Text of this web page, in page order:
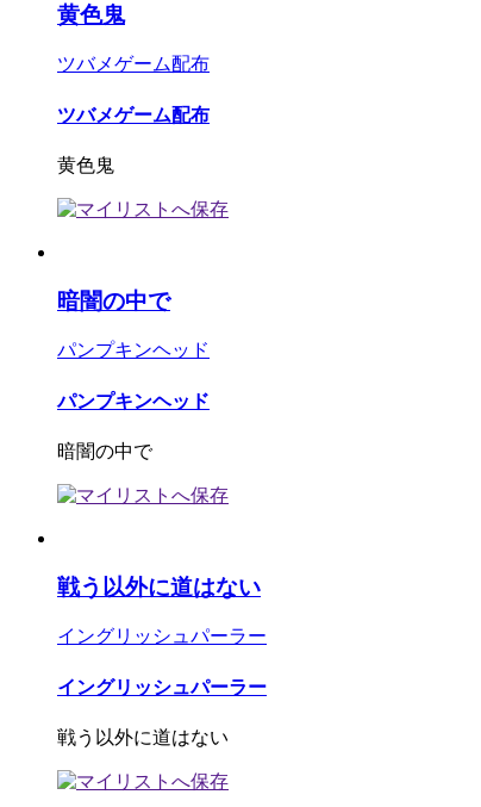
黄色鬼
ツバメゲーム配布
ツバメゲーム配布
黄色鬼
暗闇の中で
パンプキンヘッド
パンプキンヘッド
暗闇の中で
戦う以外に道はない
イングリッシュパーラー
イングリッシュパーラー
戦う以外に道はない